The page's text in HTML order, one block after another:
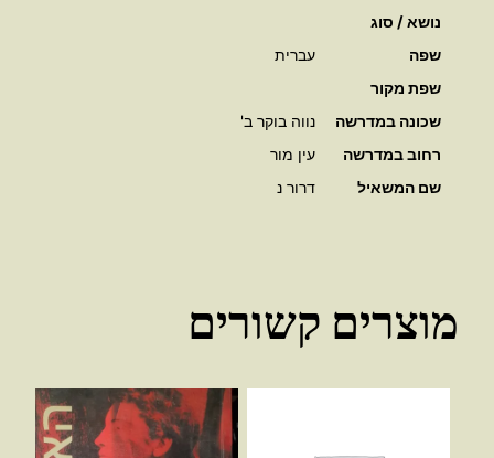
נושא / סוג
שפה
עברית
שפת מקור
שכונה במדרשה
נווה בוקר ב'
רחוב במדרשה
עין מור
שם המשאיל
דרור נ
מוצרים קשורים